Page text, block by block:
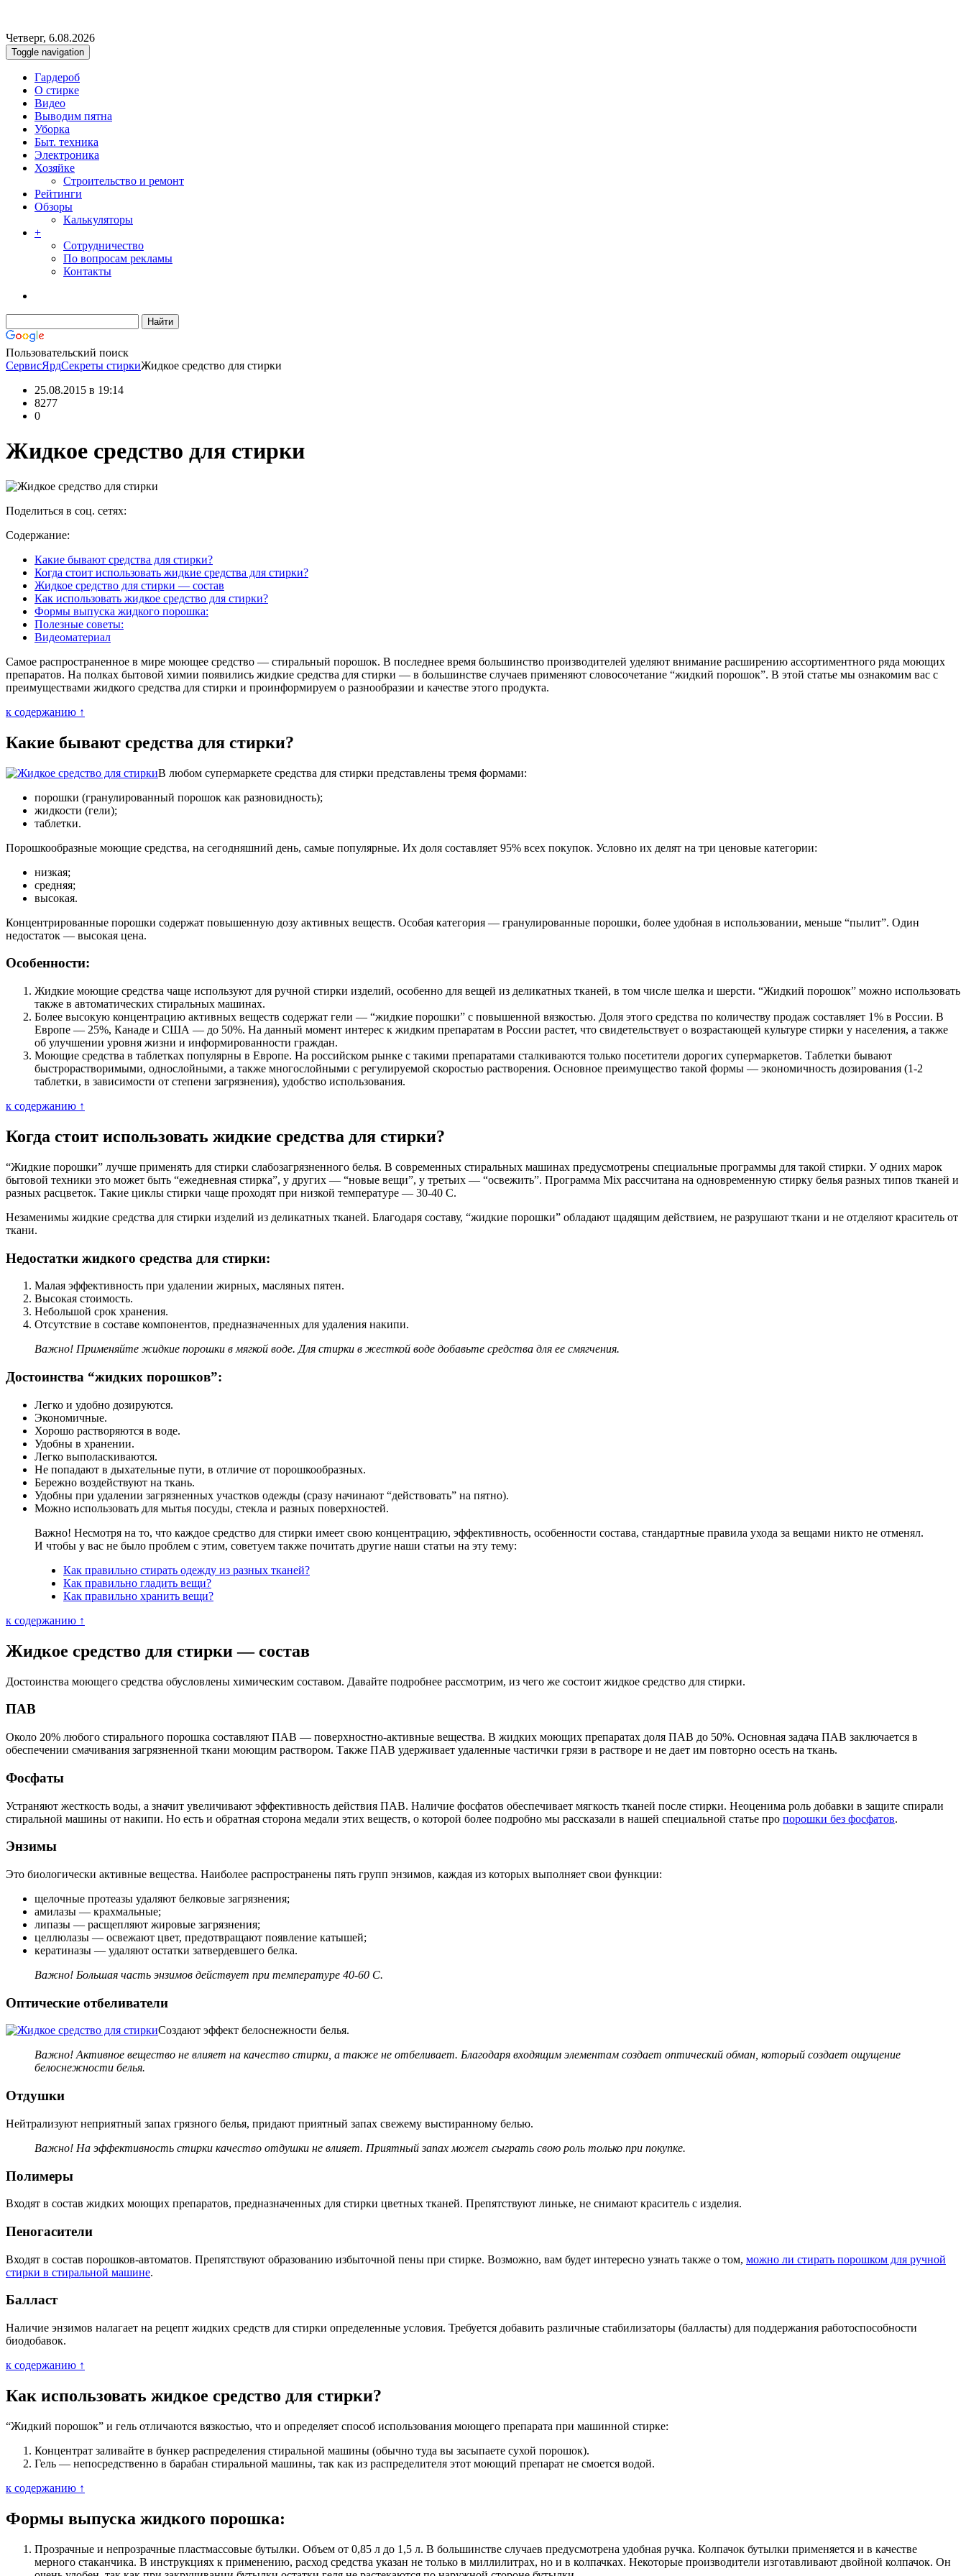
Четверг, 6.08.2026
Toggle navigation
Гардероб
О стирке
Видео
Выводим пятна
Уборка
Быт. техника
Электроника
Хозяйке
Строительство и ремонт
Рейтинги
Обзоры
Калькуляторы
+
Сотрудничество
По вопросам рекламы
Контакты
Пользовательский поиск
СервисЯрдСекреты стиркиЖидкое средство для стирки
25.08.2015 в 19:14
8277
0
Жидкое средство для стирки
Поделиться в соц. сетях:
Содержание:
Какие бывают средства для стирки?
Когда стоит использовать жидкие средства для стирки?
Жидкое средство для стирки — состав
Как использовать жидкое средство для стирки?
Формы выпуска жидкого порошка:
Полезные советы:
Видеоматериал
Самое распространенное в мире моющее средство — стиральный порошок. В последнее время большинство производителей уделяют внимание расширению ассортиментного ряда моющих
препаратов. На полках бытовой химии появились жидкие средства для стирки — в большинстве случаев применяют словосочетание “жидкий порошок”. В этой статье мы ознакомим вас с
преимуществами жидкого средства для стирки и проинформируем о разнообразии и качестве этого продукта.
к содержанию ↑
Какие бывают средства для стирки?
В любом супермаркете средства для стирки представлены тремя формами:
порошки (гранулированный порошок как разновидность);
жидкости (гели);
таблетки.
Порошкообразные моющие средства, на сегодняшний день, самые популярные. Их доля составляет 95% всех покупок. Условно их делят на три ценовые категории:
низкая;
средняя;
высокая.
Концентрированные порошки содержат повышенную дозу активных веществ. Особая категория — гранулированные порошки, более удобная в использовании, меньше “пылит”. Один
недостаток — высокая цена.
Особенности:
Жидкие моющие средства чаще используют для ручной стирки изделий, особенно для вещей из деликатных тканей, в том числе шелка и шерсти. “Жидкий порошок” можно использовать
также в автоматических стиральных машинах.
Более высокую концентрацию активных веществ содержат гели — “жидкие порошки” с повышенной вязкостью. Доля этого средства по количеству продаж составляет 1% в России. В
Европе — 25%, Канаде и США — до 50%. На данный момент интерес к жидким препаратам в России растет, что свидетельствует о возрастающей культуре стирки у населения, а также
об улучшении уровня жизни и информированности граждан.
Моющие средства в таблетках популярны в Европе. На российском рынке с такими препаратами сталкиваются только посетители дорогих супермаркетов. Таблетки бывают
быстрорастворимыми, однослойными, а также многослойными с регулируемой скоростью растворения. Основное преимущество такой формы — экономичность дозирования (1-2
таблетки, в зависимости от степени загрязнения), удобство использования.
к содержанию ↑
Когда стоит использовать жидкие средства для стирки?
“Жидкие порошки” лучше применять для стирки слабозагрязненного белья. В современных стиральных машинах предусмотрены специальные программы для такой стирки. У одних марок
бытовой техники это может быть “ежедневная стирка”, у других — “новые вещи”, у третьих — “освежить”. Программа Mix рассчитана на одновременную стирку белья разных типов тканей и
разных расцветок. Такие циклы стирки чаще проходят при низкой температуре — 30-40 С.
Незаменимы жидкие средства для стирки изделий из деликатных тканей. Благодаря составу, “жидкие порошки” обладают щадящим действием, не разрушают ткани и не отделяют краситель от
ткани.
Недостатки жидкого средства для стирки:
Малая эффективность при удалении жирных, масляных пятен.
Высокая стоимость.
Небольшой срок хранения.
Отсутствие в составе компонентов, предназначенных для удаления накипи.
Важно! Применяйте жидкие порошки в мягкой воде. Для стирки в жесткой воде добавьте средства для ее смягчения.
Достоинства “жидких порошков”:
Легко и удобно дозируются.
Экономичные.
Хорошо растворяются в воде.
Удобны в хранении.
Легко выполаскиваются.
Не попадают в дыхательные пути, в отличие от порошкообразных.
Бережно воздействуют на ткань.
Удобны при удалении загрязненных участков одежды (сразу начинают “действовать” на пятно).
Можно использовать для мытья посуды, стекла и разных поверхностей.
Важно! Несмотря на то, что каждое средство для стирки имеет свою концентрацию, эффективность, особенности состава, стандартные правила ухода за вещами никто не отменял.
И чтобы у вас не было проблем с этим, советуем также почитать другие наши статьи на эту тему:
Как правильно стирать одежду из разных тканей?
Как правильно гладить вещи?
Как правильно хранить вещи?
к содержанию ↑
Жидкое средство для стирки — состав
Достоинства моющего средства обусловлены химическим составом. Давайте подробнее рассмотрим, из чего же состоит жидкое средство для стирки.
ПАВ
Около 20% любого стирального порошка составляют ПАВ — поверхностно-активные вещества. В жидких моющих препаратах доля ПАВ до 50%. Основная задача ПАВ заключается в
обеспечении смачивания загрязненной ткани моющим раствором. Также ПАВ удерживает удаленные частички грязи в растворе и не дает им повторно осесть на ткань.
Фосфаты
Устраняют жесткость воды, а значит увеличивают эффективность действия ПАВ. Наличие фосфатов обеспечивает мягкость тканей после стирки. Неоценима роль добавки в защите спирали
стиральной машины от накипи. Но есть и обратная сторона медали этих веществ, о которой более подробно мы рассказали в нашей специальной статье про порошки без фосфатов.
Энзимы
Это биологически активные вещества. Наиболее распространены пять групп энзимов, каждая из которых выполняет свои функции:
щелочные протеазы удаляют белковые загрязнения;
амилазы — крахмальные;
липазы — расщепляют жировые загрязнения;
целлюлазы — освежают цвет, предотвращают появление катышей;
кератиназы — удаляют остатки затвердевшего белка.
Важно! Большая часть энзимов действует при температуре 40-60 С.
Оптические отбеливатели
Создают эффект белоснежности белья.
Важно! Активное вещество не влияет на качество стирки, а также не отбеливает. Благодаря входящим элементам создает оптический обман, который создает ощущение
белоснежности белья.
Отдушки
Нейтрализуют неприятный запах грязного белья, придают приятный запах свежему выстиранному белью.
Важно! На эффективность стирки качество отдушки не влияет. Приятный запах может сыграть свою роль только при покупке.
Полимеры
Входят в состав жидких моющих препаратов, предназначенных для стирки цветных тканей. Препятствуют линьке, не снимают краситель с изделия.
Пеногасители
Входят в состав порошков-автоматов. Препятствуют образованию избыточной пены при стирке. Возможно, вам будет интересно узнать также о том, можно ли стирать порошком для ручной
стирки в стиральной машине.
Балласт
Наличие энзимов налагает на рецепт жидких средств для стирки определенные условия. Требуется добавить различные стабилизаторы (балласты) для поддержания работоспособности
биодобавок.
к содержанию ↑
Как использовать жидкое средство для стирки?
“Жидкий порошок” и гель отличаются вязкостью, что и определяет способ использования моющего препарата при машинной стирке:
Концентрат заливайте в бункер распределения стиральной машины (обычно туда вы засыпаете сухой порошок).
Гель — непосредственно в барабан стиральной машины, так как из распределителя этот моющий препарат не смоется водой.
к содержанию ↑
Формы выпуска жидкого порошка:
Прозрачные и непрозрачные пластмассовые бутылки. Объем от 0,85 л до 1,5 л. В большинстве случаев предусмотрена удобная ручка. Колпачок бутылки применяется и в качестве
мерного стаканчика. В инструкциях к применению, расход средства указан не только в миллилитрах, но и в колпачках. Некоторые производители изготавливают двойной колпачок. Он